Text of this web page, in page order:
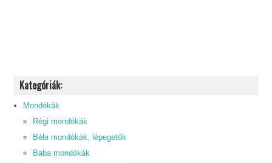
Kategóriák:
Mondókák
Régi mondókák
Bébi mondókák, lépegetők
Baba mondókák